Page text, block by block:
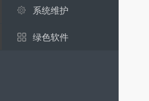
系统维护
绿色软件